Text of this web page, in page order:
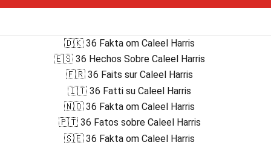
🇩🇰 36 Fakta om Caleel Harris
🇪🇸 36 Hechos Sobre Caleel Harris
🇫🇷 36 Faits sur Caleel Harris
🇮🇹 36 Fatti su Caleel Harris
🇳🇴 36 Fakta om Caleel Harris
🇵🇹 36 Fatos sobre Caleel Harris
🇸🇪 36 Fakta om Caleel Harris